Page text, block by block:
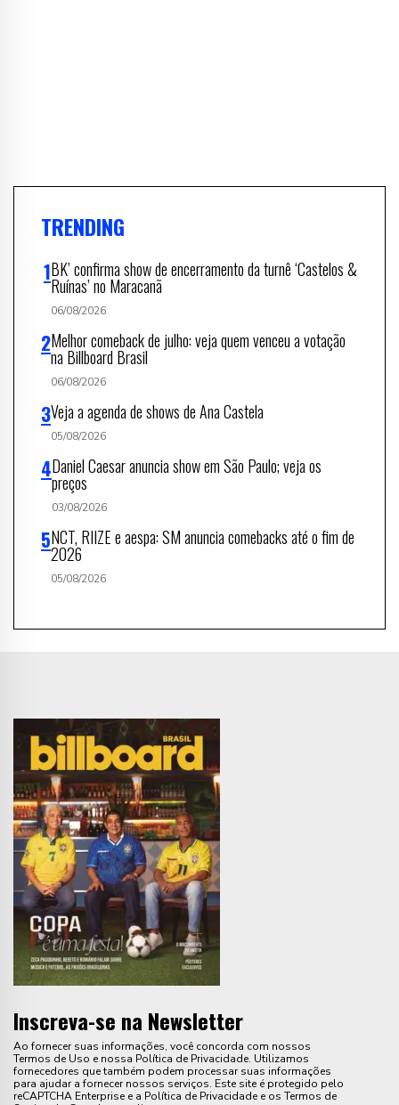
TRENDING
BK’ confirma show de encerramento da turnê ‘Castelos &
Ruínas’ no Maracanã
06/08/2026
Melhor comeback de julho: veja quem venceu a votação
na Billboard Brasil
06/08/2026
Veja a agenda de shows de Ana Castela
05/08/2026
Daniel Caesar anuncia show em São Paulo; veja os
preços
03/08/2026
NCT, RIIZE e aespa: SM anuncia comebacks até o fim de
2026
05/08/2026
Inscreva-se na Newsletter
Ao fornecer suas informações, você concorda com nossos
Termos de Uso e nossa Política de Privacidade. Utilizamos
fornecedores que também podem processar suas informações
para ajudar a fornecer nossos serviços. Este site é protegido pelo
reCAPTCHA Enterprise e a Política de Privacidade e os Termos de